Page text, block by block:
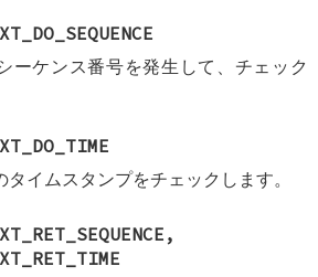
ーケンス番号を発生して、チェック
イムスタンプをチェックします。
,